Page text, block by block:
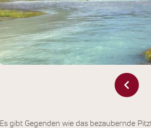
Es gibt Gegenden wie das bezaubernde